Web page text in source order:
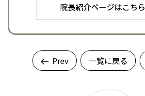
院長紹介ページはこちら
Prev 一覧に戻る